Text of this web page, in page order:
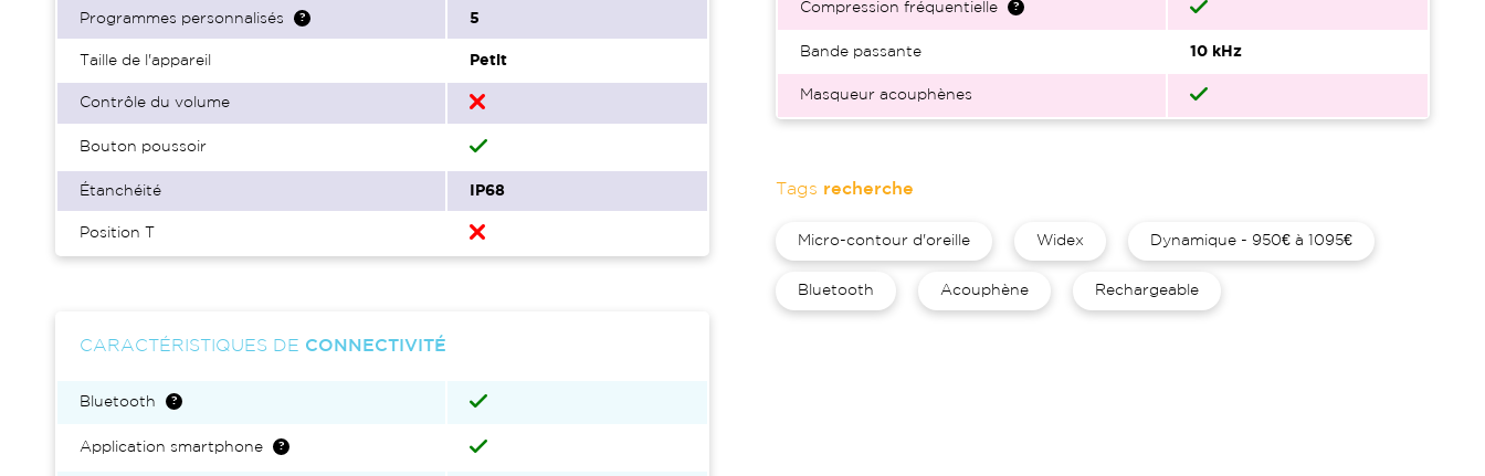
Programmes personnalisés 5
Taille de l'appareil Petit
Contrôle du volume
Bouton poussoir
Étanchéité IP68
Position T
CARACTÉRISTIQUES DE CONNECTIVITÉ
Bluetooth
Application smartphone
Compression fréquentielle
Bande passante 10 kHz
Masqueur acouphènes
Tags recherche
Micro-contour d'oreille Widex Dynamique - 950€ à 1095€
Bluetooth Acouphène Rechargeable